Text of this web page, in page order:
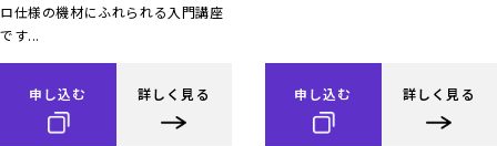
ロ仕様の機材にふれられる入門講座
です...
申し込む 詳しく見る 申し込む 詳しく見る